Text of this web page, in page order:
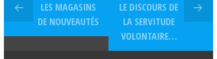
LES MAGASINS
DE NOUVEAUTÉS
LE DISCOURS DE
LA SERVITUDE
VOLONTAIRE…